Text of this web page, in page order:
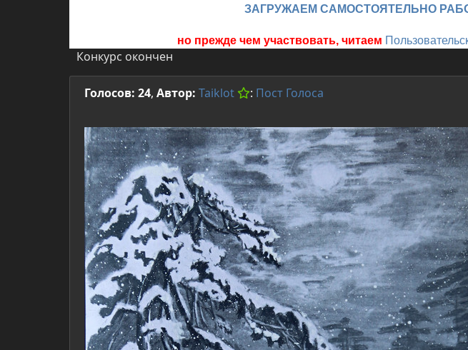
ЗАГРУЖАЕМ САМОСТОЯТЕЛЬНО
но прежде чем участвовать, читаем
Конкурс окончен
Голосов: 24, Автор: Taiklot : Пост Голоса